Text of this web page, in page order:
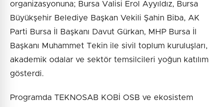
organizasyonuna; Bursa Valisi Erol Ayyıldız, Bursa
Büyükşehir Belediye Başkan Vekili Şahin Biba, AK
Parti Bursa İl Başkanı Davut Gürkan, MHP Bursa İl
Başkanı Muhammet Tekin ile sivil toplum kuruluşları,
akademik odalar ve sektör temsilcileri yoğun katılım
gösterdi.
Programda TEKNOSAB KOBİ OSB ve ekosistem